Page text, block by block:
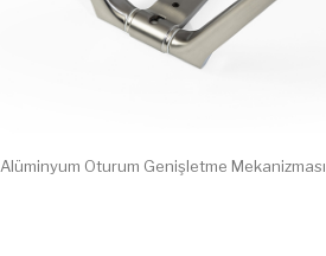
Alüminyum Oturum Genişletme Mekanizması